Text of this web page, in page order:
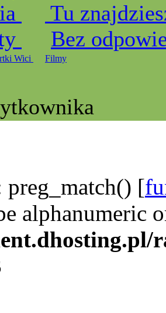
Tu
Bez
Wici Filmy
preg_match() [
alphanumeric